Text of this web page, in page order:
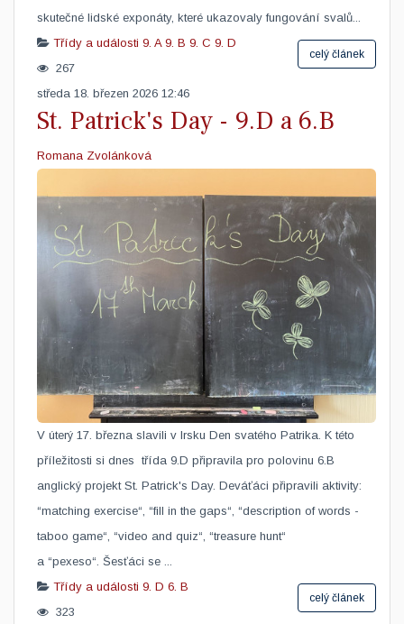
skutečné lidské exponáty, které ukazovaly fungování svalů...
celý článek
Třídy a události 9. A 9. B 9. C 9. D
267
středa 18. březen 2026 12:46
St. Patrick's Day - 9.D a 6.B
Romana Zvolánková
V úterý 17. března slavili v Irsku Den svatého Patrika. K této
příležitosti si dnes ​ třída 9.D připravila pro polovinu 6.B
anglický projekt St. Patrick's Day. Deváťáci připravili aktivity:
“matching exercise“, “fill in the gaps“, “description of words -
taboo game“, “video and quiz“, “treasure hunt“
a “pexeso“. Šesťáci se ...
celý článek
Třídy a události 9. D 6. B
323